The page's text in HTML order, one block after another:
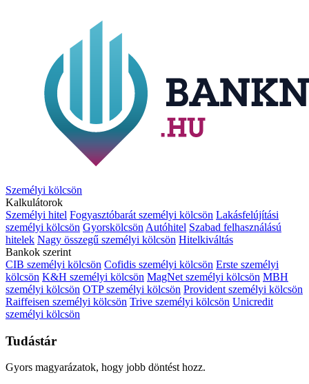
Személyi kölcsön
Kalkulátorok
Személyi hitel Fogyasztóbarát személyi kölcsön Lakásfelújítási
személyi kölcsön Gyorskölcsön Autóhitel Szabad felhasználású
hitelek Nagy összegű személyi kölcsön Hitelkiváltás
Bankok szerint
CIB személyi kölcsön Cofidis személyi kölcsön Erste személyi
kölcsön K&H személyi kölcsön MagNet személyi kölcsön MBH
személyi kölcsön OTP személyi kölcsön Provident személyi kölcsön
Raiffeisen személyi kölcsön Trive személyi kölcsön Unicredit
személyi kölcsön
Tudástár
Gyors magyarázatok, hogy jobb döntést hozz.